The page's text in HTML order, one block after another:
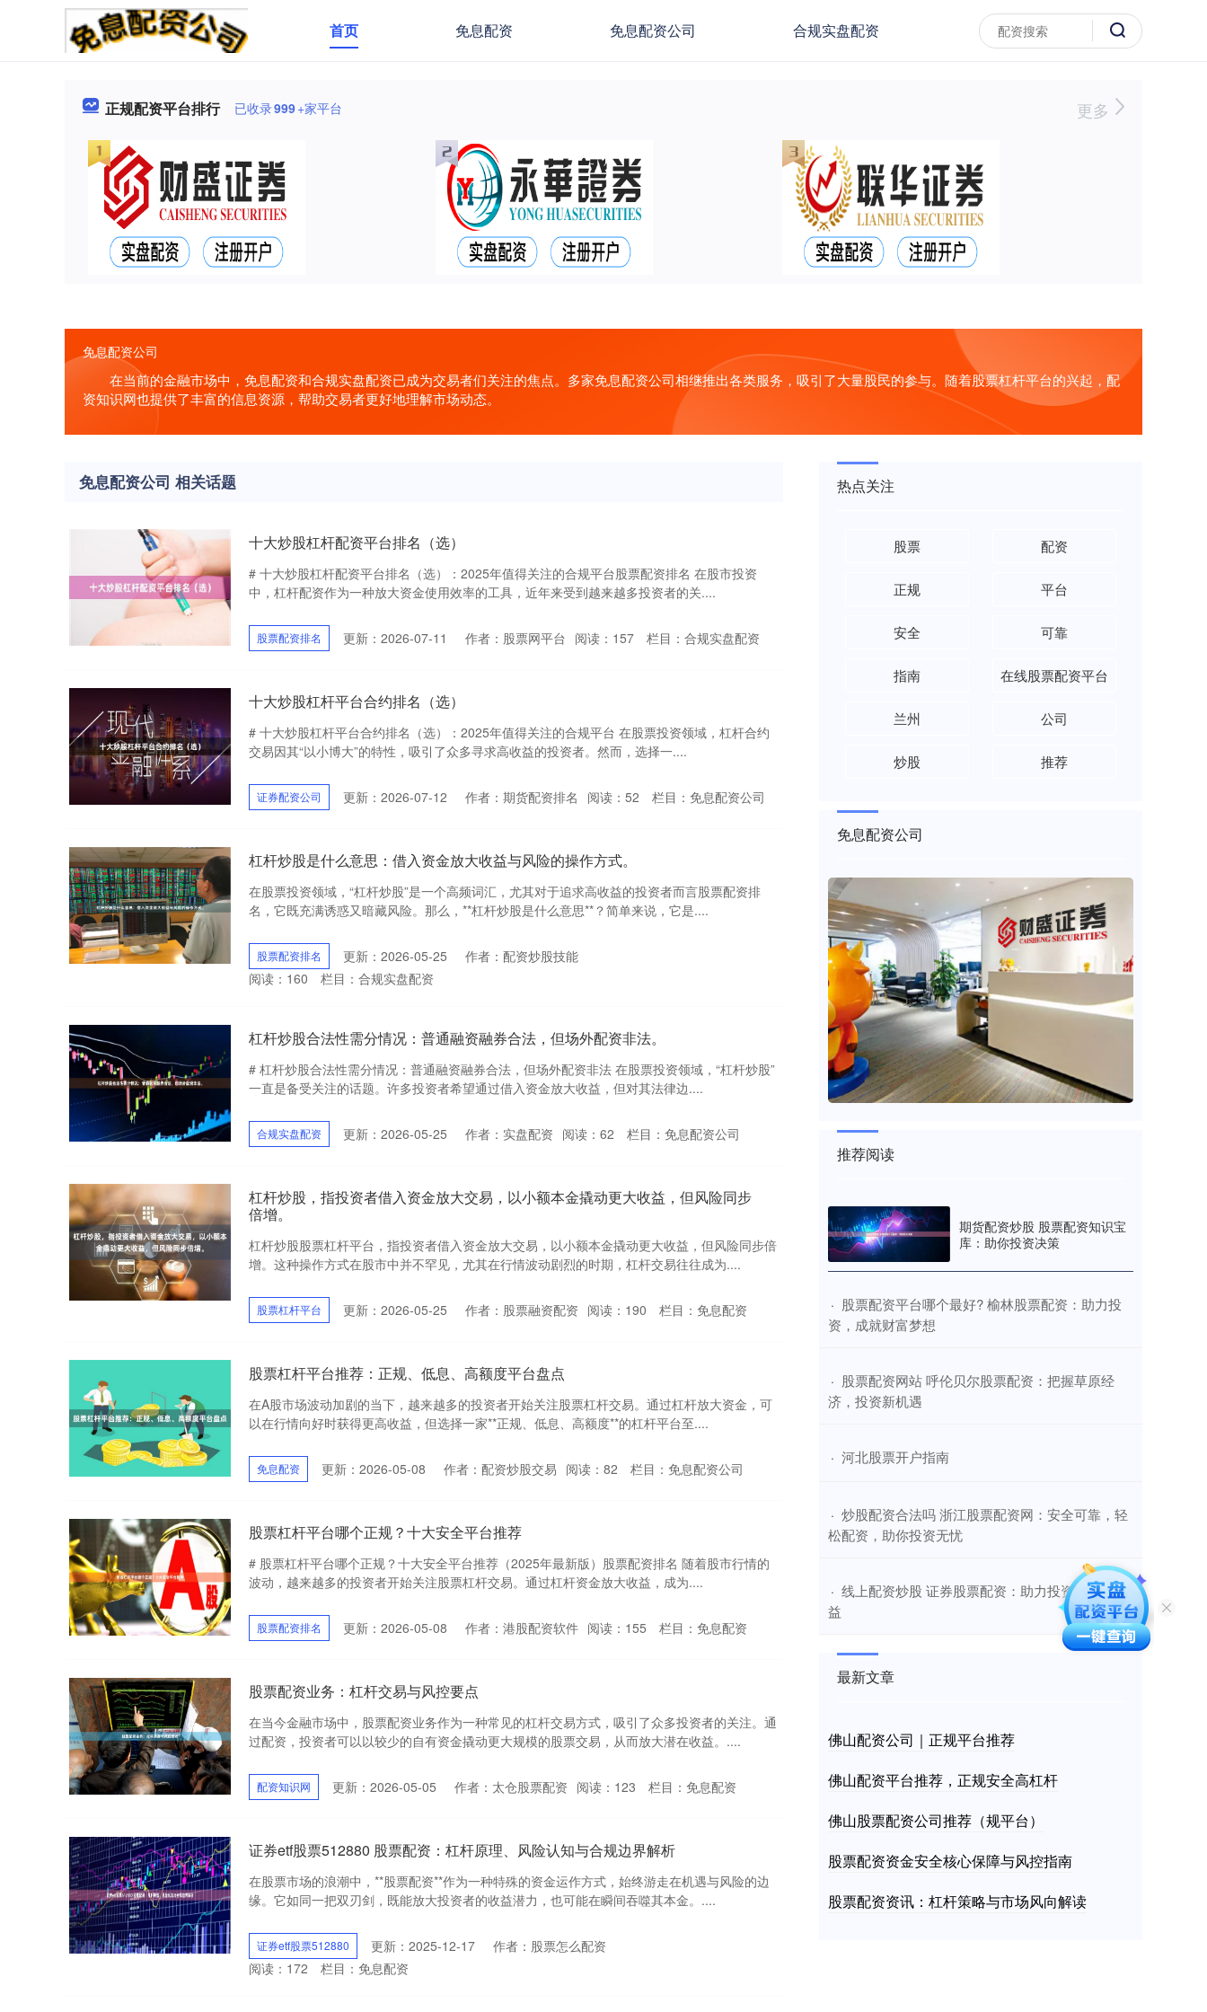
首页 免息配资 免息配资公司 合规实盘配资
正规配资平台排行 已收录999+家平台 更多
免息配资公司
在当前的金融市场中，免息配资和合规实盘配资已成为交易者们关注的焦点。多家免息配资公司相继推出各类服务，吸引了大量股民的参与。随着股票杠杆平台的兴起，配
资知识网也提供了丰富的信息资源，帮助交易者更好地理解市场动态。
免息配资公司 相关话题
十大炒股杠杆配资平台排名（选）
# 十大炒股杠杆配资平台排名（选）：2025年值得关注的合规平台股票配资排名 在股市投资
中，杠杆配资作为一种放大资金使用效率的工具，近年来受到越来越多投资者的关....
股票配资排名 更新：2026-07-11 作者：股票网平台 阅读： 157 栏目： 合规实盘配资
十大炒股杠杆平台合约排名（选）
# 十大炒股杠杆平台合约排名（选）：2025年值得关注的合规平台 在股票投资领域，杠杆合约
交易因其“以小博大”的特性，吸引了众多寻求高收益的投资者。然而，选择一....
证券配资公司 更新：2026-07-12 作者：期货配资排名 阅读： 52 栏目： 免息配资公司
杠杆炒股是什么意思：借入资金放大收益与风险的操作方式。
在股票投资领域，“杠杆炒股”是一个高频词汇，尤其对于追求高收益的投资者而言股票配资排
名，它既充满诱惑又暗藏风险。那么，**杠杆炒股是什么意思**？简单来说，它是....
股票配资排名 更新：2026-05-25
作者：配资炒股技能
阅读： 160 栏目： 合规实盘配资
杠杆炒股合法性需分情况：普通融资融券合法，但场外配资非法。
# 杠杆炒股合法性需分情况：普通融资融券合法，但场外配资非法 在股票投资领域，“杠杆炒股”
一直是备受关注的话题。许多投资者希望通过借入资金放大收益，但对其法律边....
合规实盘配资 更新：2026-05-25 作者：实盘配资 阅读： 62 栏目： 免息配资公司
杠杆炒股，指投资者借入资金放大交易，以小额本金撬动更大收益，但风险同步
倍增。
杠杆炒股股票杠杆平台，指投资者借入资金放大交易，以小额本金撬动更大收益，但风险同步倍
增。这种操作方式在股市中并不罕见，尤其在行情波动剧烈的时期，杠杆交易往往成为....
股票杠杆平台 更新：2026-05-25 作者：股票融资配资 阅读： 190 栏目： 免息配资
股票杠杆平台推荐：正规、低息、高额度平台盘点
在A股市场波动加剧的当下，越来越多的投资者开始关注股票杠杆交易。通过杠杆放大资金，可
以在行情向好时获得更高收益，但选择一家**正规、低息、高额度**的杠杆平台至....
免息配资 更新：2026-05-08 作者：配资炒股交易 阅读： 82 栏目： 免息配资公司
股票杠杆平台哪个正规？十大安全平台推荐
# 股票杠杆平台哪个正规？十大安全平台推荐（2025年最新版）股票配资排名 随着股市行情的
波动，越来越多的投资者开始关注股票杠杆交易。通过杠杆资金放大收益，成为....
股票配资排名 更新：2026-05-08 作者：港股配资软件 阅读： 155 栏目： 免息配资
股票配资业务：杠杆交易与风控要点
在当今金融市场中，股票配资业务作为一种常见的杠杆交易方式，吸引了众多投资者的关注。通
过配资，投资者可以以较少的自有资金撬动更大规模的股票交易，从而放大潜在收益。....
配资知识网 更新：2026-05-05 作者：太仓股票配资 阅读： 123 栏目： 免息配资
证券etf股票512880 股票配资：杠杆原理、风险认知与合规边界解析
在股票市场的浪潮中，**股票配资**作为一种特殊的资金运作方式，始终游走在机遇与风险的边
缘。它如同一把双刃剑，既能放大投资者的收益潜力，也可能在瞬间吞噬其本金。....
证券etf股票512880 更新：2025-12-17
作者：股票怎么配资
阅读： 172 栏目： 免息配资
热点关注
股票 配资
正规 平台
安全 可靠
指南 在线股票配资平台
兰州 公司
炒股 推荐
免息配资公司
推荐阅读
期货配资炒股 股票配资知识宝
库：助你投资决策
· ​股票配资平台哪个最好? 榆林股票配资：助力投
资，成就财富梦想
· ​股票配资网站 呼伦贝尔股票配资：把握草原经
济，投资新机遇
· ​河北股票开户指南
· ​炒股配资合法吗 浙江股票配资网：安全可靠，轻
松配资，助你投资无忧
· ​线上配资炒股 证券股票配资：助力投资，放大收
益
最新文章
佛山配资公司｜正规平台推荐
佛山配资平台推荐，正规安全高杠杆
佛山股票配资公司推荐（规平台）
股票配资资金安全核心保障与风控指南
股票配资资讯：杠杆策略与市场风向解读